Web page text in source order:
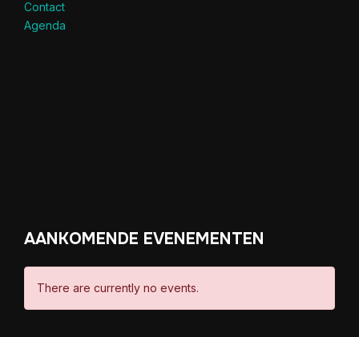
Contact
Agenda
AANKOMENDE EVENEMENTEN
There are currently no events.